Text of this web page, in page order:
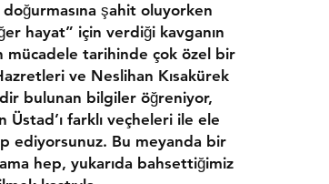
şahit oluyorken
hayat” için verdiği kavganın
mücadele tarihinde çok özel bir
ve Neslihan Kısakürek
bulunan bilgiler öğreniyor,
Üstad’ı farklı veçheleri ile ele
ediyorsunuz. Bu meyanda bir
hep, yukarıda bahsettiğimiz